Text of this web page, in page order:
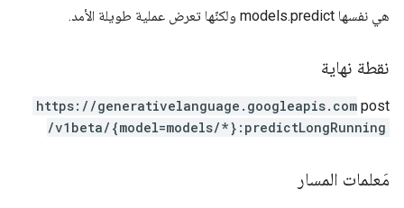
هي نفسها models.predict ولكنّها تعرض عملية طويلة الأمد.
نقطة نهاية
post
https: / /generativelanguage.googleapis.com
/v1beta/{model=models/*}:predictLongRunning
مَعلمات المسار